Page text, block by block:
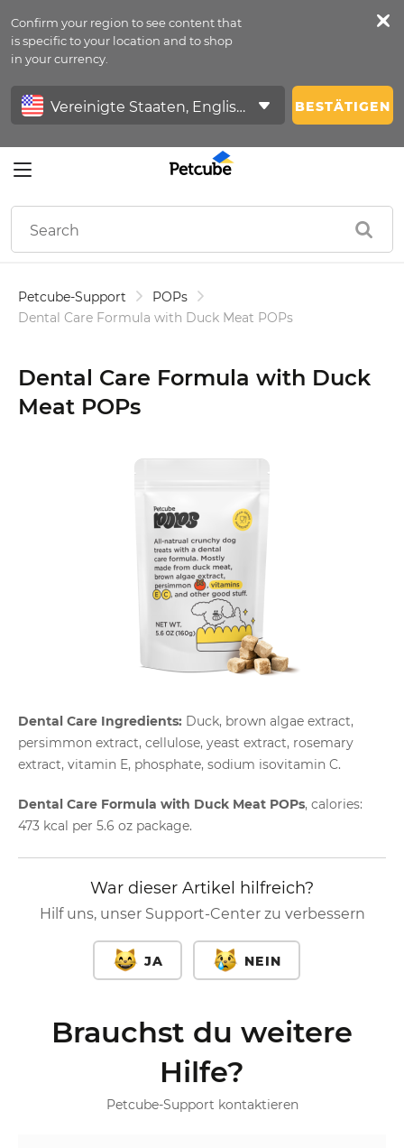
Confirm your region to see content that
is specific to your location and to shop
in your currency.
BESTÄTIGEN
Petfeed
Anmelden
Petcube-Support
POPs
Dental Care Formula with Duck Meat POPs
Dental Care Formula with Duck
Meat POPs
Dental Care Ingredients: Duck, brown algae extract,
persimmon extract, cellulose, yeast extract, rosemary
extract, vitamin E, phosphate, sodium isovitamin C.
Dental Care Formula with Duck Meat POPs, calories:
473 kcal per 5.6 oz package.
War dieser Artikel hilfreich?
Hilf uns, unser Support-Center zu verbessern
JA NEIN
Brauchst du weitere
Hilfe?
Petcube-Support kontaktieren